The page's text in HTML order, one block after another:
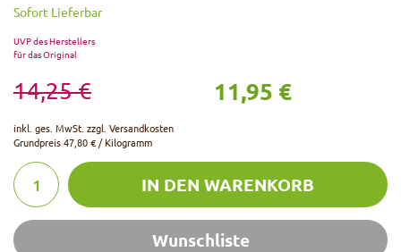
Sofort Lieferbar
UVP des Herstellers
für das Original
14,25 € 11,95 €
inkl. ges. MwSt. zzgl. Versandkosten
Grundpreis47,80 € / Kilogramm
IN DEN WARENKORB
Wunschliste